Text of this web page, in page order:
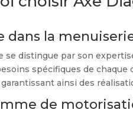
dans la
se distingue par son
spécifiques de
garantissant ainsi des
de